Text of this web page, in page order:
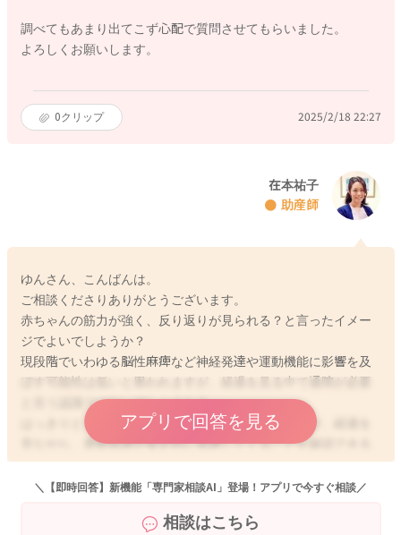
調べてもあまり出てこず心配で質問させてもらいました。
よろしくお願いします。
0クリップ 2025/2/18 22:27
在本祐子
助産師
ゆんさん、こんばんは。
ご相談くださりありがとうございます。
赤ちゃんの筋力が強く、反り返りが見られる？と言ったイメー
ジでよいでしようか？
現段階でいわゆる脳性麻痺など神経発達や運動機能に影響を及
ぼす可能性は低いと思われますが、経過を見る中で通院が必要
と言う認識ではないでしょうか？
はっきりとした病名を申し上げることは出来ませんが、経過を
見ながら、運動発達が安定的に発達してくることを確認できる
と安心ですね。
アプリで回答を見る
＼【即時回答】新機能「専門家相談AI」登場！アプリで今すぐ相談／
相談はこちら